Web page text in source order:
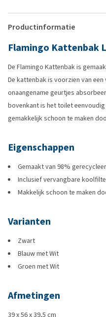
Productinformatie
Flamingo Kattenbak
De Flamingo Kattenbak is
De kattenbak is voorzien van
onaangename geurtjes
bovenkant is het toilet
gemakkelijk schoon te maken
Eigenschappen
Gemaakt van 98%
Inclusief vervangbare
Makkelijk schoon te maken
Varianten
Zwart
Blauw met Wit
Groen met Wit
Afmetingen
39 x 56 x 39,5 cm